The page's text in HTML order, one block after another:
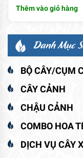
Thêm vào giỏ hàng
Danh Mục
BỘ CÂY/CỤM
CÂY CẢNH
CHẬU CẢNH
COMBO HOA
DỊCH VỤ CÂY